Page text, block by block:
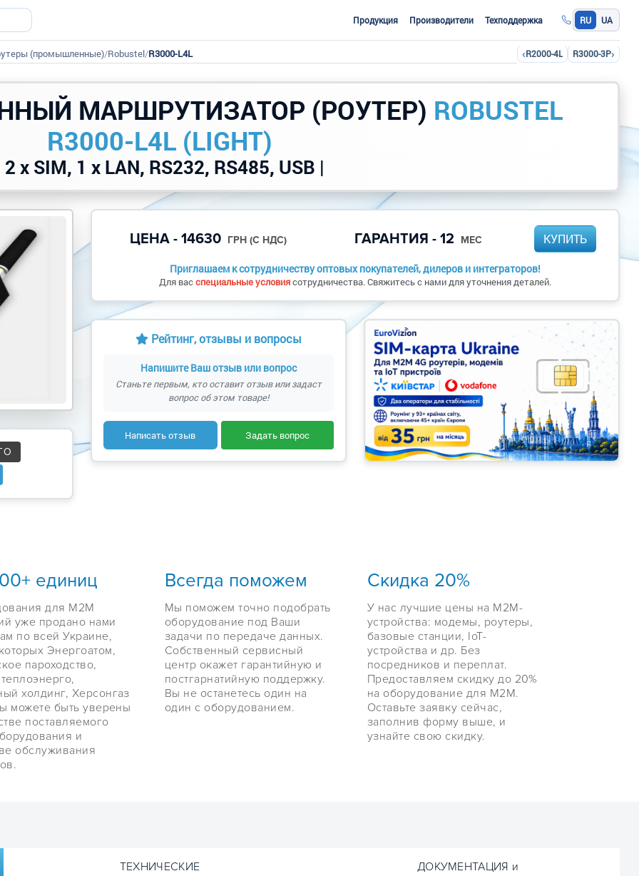
Продукция Производители Техподдержка RU UA
(промышленные)/Robustel/R3000-L4L ‹R2000-4L R3000-3P›
МАРШРУТИЗАТОР (РОУТЕР) ROBUSTEL
R3000-L4L (LIGHT)
2 x SIM, 1 x LAN, RS232, RS485, USB |
ЦЕНА - 14630 ГРН (С НДС) ГАРАНТИЯ - 12 МЕС КУПИТЬ
Приглашаем к сотрудничеству оптовых покупателей, дилеров и интеграторов!
Для васспециальные условиясотрудничества. Свяжитесь с нами для уточнения деталей.
Рейтинг, отзывы и вопросы
Напишите Ваш отзыв или вопрос
Станьте первым, кто оставит отзыв или задаст
вопрос об этом товаре!
Написать отзыв Задать вопрос
единиц
для M2M
уже продано нами
по всей Украине,
Энергоатом,
пароходство,
холдинг, Херсонгаз
можете быть уверены
поставляемого
и
обслуживания
Всегда поможем
Мы поможем точно подобрать
оборудование под Ваши
задачи по передаче данных.
Собственный сервисный
центр окажет гарантийную и
постгарнатийную поддержку.
Вы не останетесь один на
один с оборудованием.
Скидка 20%
У нас лучшие цены на М2М-
устройства: модемы, роутеры,
базовые станции, IoT-
устройства и др. Без
посредников и переплат.
Предоставляем скидку до 20%
на оборудование для М2М.
Оставьте заявку сейчас,
заполнив форму выше, и
узнайте свою скидку.
ТЕХНИЧЕСКИЕ
ДОКУМЕНТАЦИЯ и